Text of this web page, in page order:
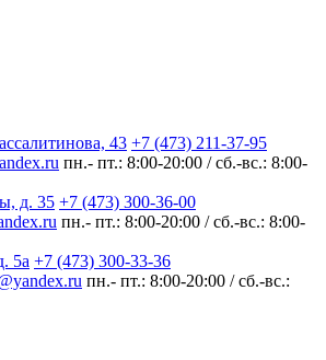
43 +7 (473) 211-37-95
пн.- пт.: 8:00-20:00 / сб.-вс.: 8:00-
д. 35 +7 (473) 300-36-00
пн.- пт.: 8:00-20:00 / сб.-вс.: 8:00-
5а +7 (473) 300-33-36
пн.- пт.: 8:00-20:00 / сб.-вс.: